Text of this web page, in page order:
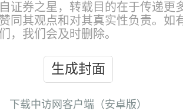
证券之星，转载目的在于传递更
同其观点和对其真实性负责。如
，我们会及时删除。
生成封面
下载中访网客户端（安卓版）